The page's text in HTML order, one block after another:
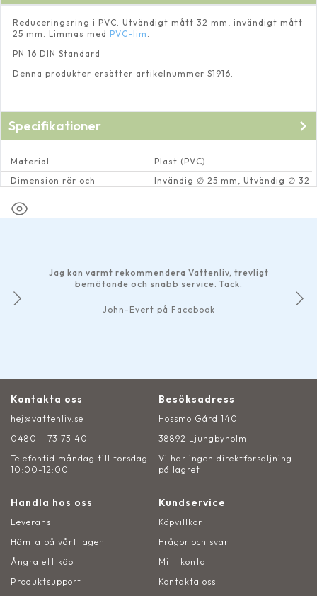
Reduceringsring i PVC. Utvändigt mått 32 mm, invändigt mått
25 mm. Limmas med PVC-lim .
PN 16 DIN Standard
Denna produkter ersätter artikelnummer S1916.
Specifikationer
Material
Plast (PVC)
Dimension rör och
Invändig ∅ 25 mm, Utvändig ∅ 32
Jag kan varmt rekommendera Vattenliv, trevligt
bemötande och snabb service. Tack.
John-Evert på Facebook
Kontakta oss
hej@vattenliv.se
0480 - 73 73 40
Telefontid måndag till torsdag
10:00-12:00
Besöksadress
Hossmo Gård 140
38892 Ljungbyholm
Vi har ingen direktförsäljning
på lagret
Handla hos oss
Leverans
Hämta på vårt lager
Ångra ett köp
Produktsupport
Kundservice
Köpvillkor
Frågor och svar
Mitt konto
Kontakta oss